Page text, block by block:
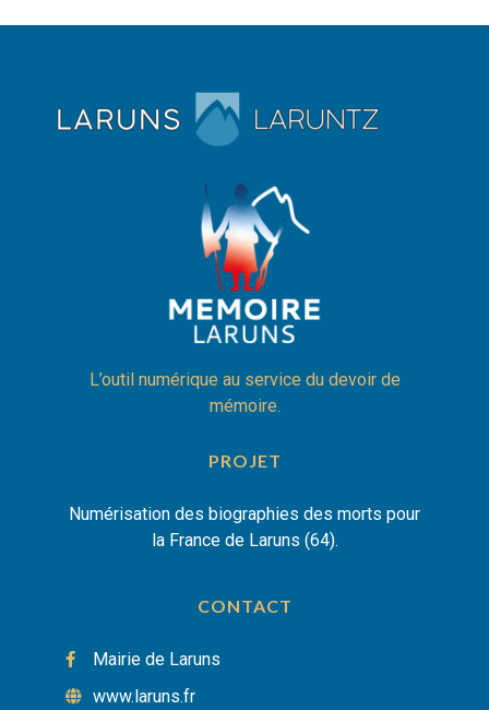
L’outil numérique au service du devoir de
mémoire.
PROJET
Numérisation des biographies des morts pour
la France de Laruns (64).
CONTACT
Mairie de Laruns
www.laruns.fr